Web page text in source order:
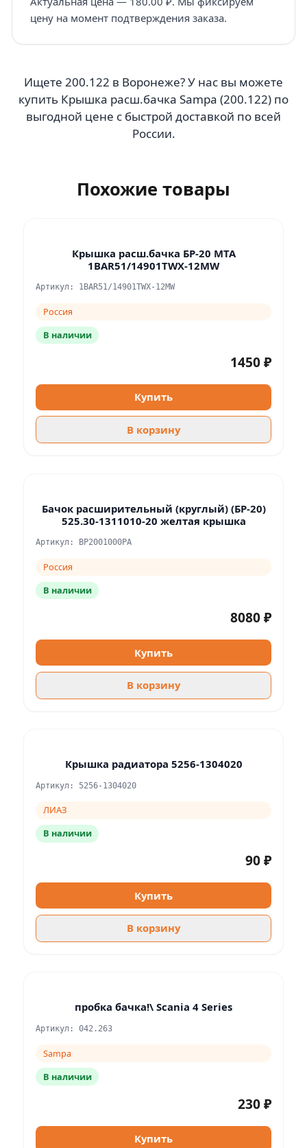
цену на момент подтверждения заказа.
Ищете 200.122 в Воронеже? У нас вы можете
купить Крышка расш.бачка Sampa (200.122) по
выгодной цене с быстрой доставкой по всей
России.
Похожие товары
Крышка расш.бачка БР-20 МТА
1BAR51/14901TWX-12MW
Артикул: 1BAR51/14901TWX-12MW
Россия
В наличии
1450 ₽
Купить
В корзину
Бачок расширительный (круглый) (БР-20)
525.30-1311010-20 желтая крышка
Артикул: BP2001000PA
Россия
В наличии
8080 ₽
Купить
В корзину
Крышка радиатора 5256-1304020
Артикул: 5256-1304020
ЛИАЗ
В наличии
90 ₽
Купить
В корзину
пробка бачка!\ Scania 4 Series
Артикул: 042.263
Sampa
В наличии
230 ₽
Купить